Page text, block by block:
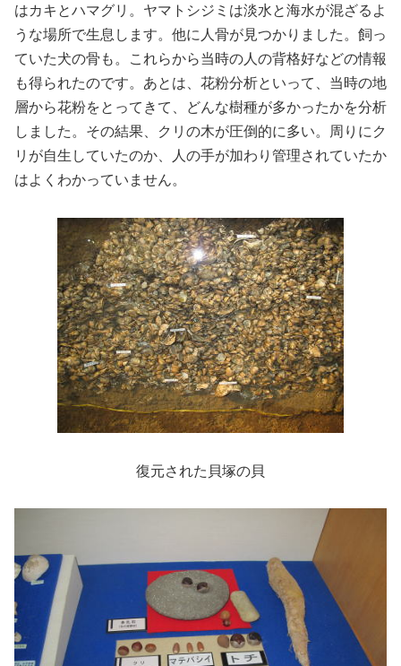
はカキとハマグリ。ヤマトシジミは淡水と海水が混ざるよ
うな場所で生息します。他に人骨が見つかりました。飼っ
ていた犬の骨も。これらから当時の人の背格好などの情報
も得られたのです。あとは、花粉分析といって、当時の地
層から花粉をとってきて、どんな樹種が多かったかを分析
しました。その結果、クリの木が圧倒的に多い。周りにク
リが自生していたのか、人の手が加わり管理されていたか
はよくわかっていません。
復元された貝塚の貝